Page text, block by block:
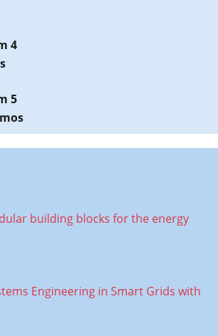
4
5
building blocks for the energy
Engineering in Smart Grids with